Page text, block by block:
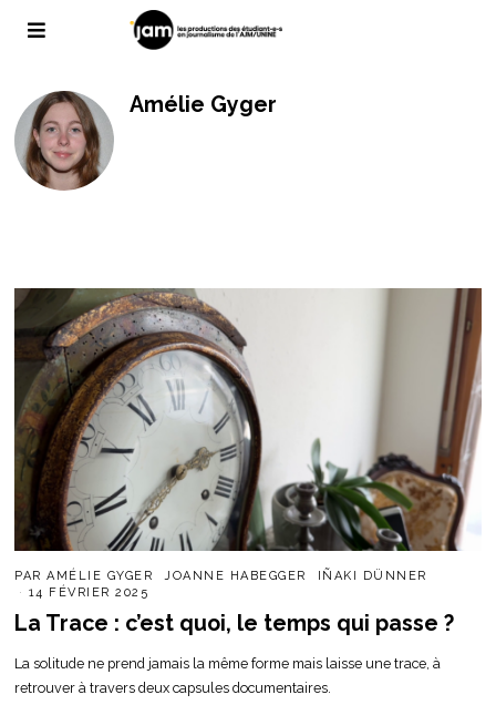
Amélie Gyger
PARAMÉLIE GYGER JOANNE HABEGGER
IÑAKI DÜNNER
14 FÉVRIER 2025
La Trace : c’est quoi, le temps qui passe ?
La solitude ne prend jamais la même forme mais laisse une trace, à
retrouver à travers deux capsules documentaires.